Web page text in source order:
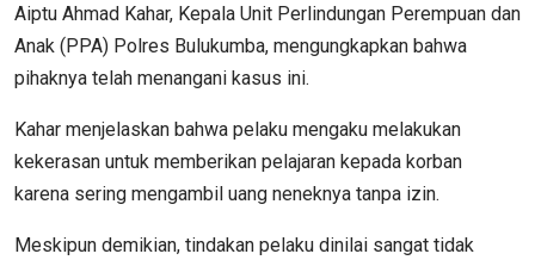
Aiptu Ahmad Kahar, Kepala Unit Perlindungan Perempuan dan
Anak (PPA) Polres Bulukumba, mengungkapkan bahwa
pihaknya telah menangani kasus ini.
Kahar menjelaskan bahwa pelaku mengaku melakukan
kekerasan untuk memberikan pelajaran kepada korban
karena sering mengambil uang neneknya tanpa izin.
Meskipun demikian, tindakan pelaku dinilai sangat tidak